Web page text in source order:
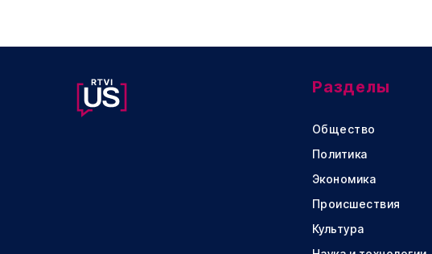
Разделы
Общество
Политика
Экономика
Происшествия
Культура